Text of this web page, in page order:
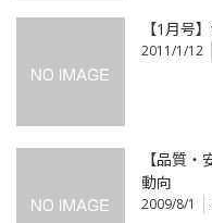
【1月号
2011/1/12
【品質
動向
2009/8/1